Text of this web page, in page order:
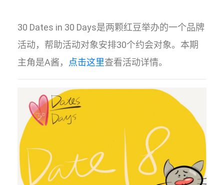
30 Dates in 30 Days是两颗红豆举办的一个品牌
活动，帮助活动对象安排30个约会对象。本期
主角是A酱， 点击这里查看活动详情。